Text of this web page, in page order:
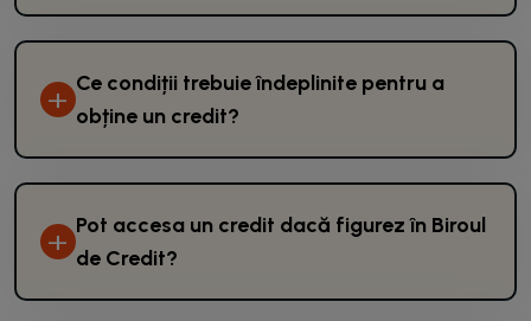
+ Ce condiții trebuie îndeplinite pentru a
obține un credit?
+ Pot accesa un credit dacă figurez în Biroul
de Credit?